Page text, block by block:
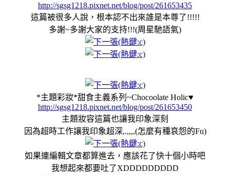
http://sgsg1218.pixnet.net/blog/post/261653435
這篇被很多人說，根本認不出來誰是本尊了!!!!!
多謝~多謝大家的支持!!!(周星馳語氣)
*主題彩妝*甜食主義系列~Chocoolate Holic♥
http://sgsg1218.pixnet.net/blog/post/261653450
主題妝容這篇也讓我印象深刻
因為超時工作讓我印象超深,.,,,,(怎麼有種哀怨的Fu)
如果連編輯文章都算進去，應該花了快十個小時吧
我想起來都要吐了XDDDDDDDDD